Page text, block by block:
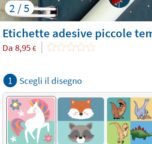
2 / 5
Etichette adesive piccole
Da 8,95 €
1 Scegli il disegno